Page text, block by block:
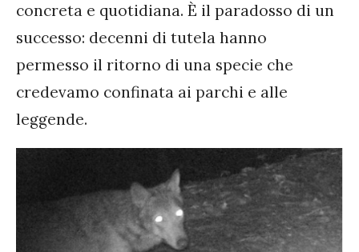
concreta e quotidiana. È il paradosso di un
successo: decenni di tutela hanno
permesso il ritorno di una specie che
credevamo confinata ai parchi e alle
leggende.